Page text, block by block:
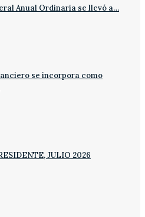
Anual Ordinaria se llevó a…
se incorpora como
JULIO 2026